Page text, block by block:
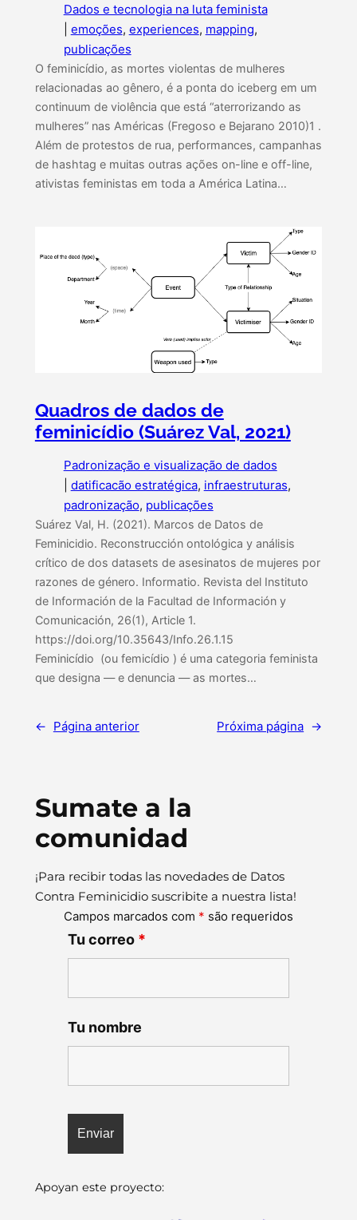
Dados e tecnologia na luta feminista
emoções, experiences, mapping
publicações
O feminicídio, as mortes violentas de mulheres
relacionadas ao gênero, é a ponta do iceberg em um
continuum de violência que está “aterrorizando as
mulheres” nas Américas (Fregoso e Bejarano 2010)1 .
Além de protestos de rua, performances, campanhas
de hashtag e muitas outras ações on-line e off-line,
ativistas feministas em toda a América Latina…
Quadros de dados de
feminicídio (Suárez Val, 2021)
Padronização e visualização de dados
datificacão estratégica, infraestruturas
padronização, publicações
Suárez Val, H. (2021). Marcos de Datos de
Feminicidio. Reconstrucción ontológica y análisis
crítico de dos datasets de asesinatos de mujeres por
razones de género. Informatio. Revista del Instituto
de Información de la Facultad de Información y
Comunicación, 26(1), Article 1.
https://doi.org/10.35643/Info.26.1.15
Feminicídio (ou femicídio ) é uma categoria feminista
que designa — e denuncia — as mortes…
← Página anterior Próxima página →
Sumate a la
comunidad
¡Para recibir todas las novedades de Datos
Contra Feminicidio suscribite a nuestra lista!
Campos marcados com * são requeridos
Tu correo *
Tu nombre
Apoyan este proyecto: